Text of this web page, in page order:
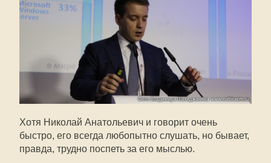
Хотя Николай Анатольевич и говорит очень
быстро, его всегда любопытно слушать, но бывает,
правда, трудно поспеть за его мыслью.